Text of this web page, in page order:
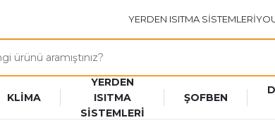
YERDEN ISITMA SİSTEMLERİ
KLİMA
YERDEN
ISITMA
SİSTEMLERİ
ŞOFBEN